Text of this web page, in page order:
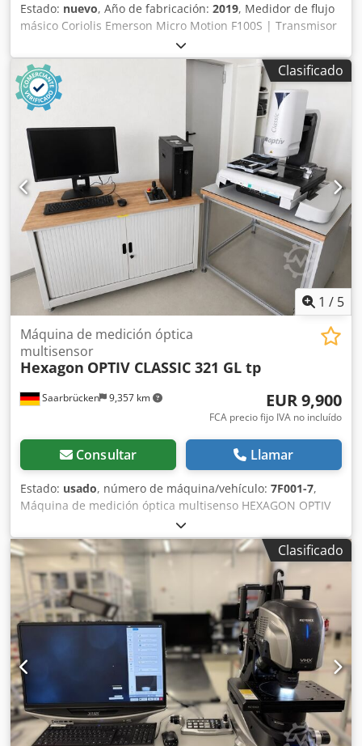
Estado: nuevo, Año de fabricación: 2019, Medidor de flujo
másico Coriolis Emerson Micro Motion F100S | Transmisor
4200 | Nuevo, en su embalaje original | 2019 Ofrecemos
este medidor de flujo másico Coriolis Emerson Micro
Motion en excelentes condiciones, sin usar. La unidad se
entrega completa con el transmisor original Emerson 4200,
certificado de calibración, documentación, CD con software
y embalaje original. Estado: Stock nuevo, sin usar. Se
vende tal como se muestra en las imágenes.
Chsdpfxszpaagj Ai Dja Entrega: Ex Works Róterdam, Países
Bajos. Pago: 100 % por adelantado. Se vende en las
condiciones en que se encuentra, en el lugar donde se
encuentra, sin garantía.
Clasificado
1 / 5
Saarbrücken 9,357 km
Máquina de medición óptica
multisensor
Hexagon OPTIV CLASSIC 321 GL tp
EUR 9,900
FCA precio fijo IVA no incluído
Consultar Llamar
Estado: usado, número de máquina/vehículo: 7F001-7,
Máquina de medición óptica multisenso HEXAGON OPTIV
CLASSIC 321 GL tp Año de fabricación: probablemente
2015 Número de máquina: 7F001-7 Disponibilidad:
Inmediata (previa consulta) Condiciones de pago: Pago por
adelantado, mediante transferencia bancaria Número
interno: OCU2 Se puede inspeccionar con la máquina en
funcionamiento: SÍ Datos técnicos: Software de metrología:
PC-DMIS Vision Sensor de visión para la medición sin
contacto de piezas pequeñas y de precisión Cámara CCD
con zoom CNC motorizado de 6,5 aumentos Servomotores
de corriente continua Cambiador de palpadores modular:
TESASTAR Guías lineales en todos los ejes Iluminación
superior coaxial LED (LED blanca) Iluminación trasera LED
(LED verde + difusor) Anillo de luz LED multisegmento
Clasificado